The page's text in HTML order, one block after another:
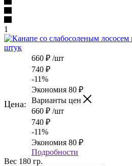
1
Цена:
660 ₽ /шт
740 ₽
-11%
Экономия 80 ₽
Варианты цен
660 ₽ /шт
740 ₽
-11%
Экономия 80 ₽
Подробности
Вес 180 гр.